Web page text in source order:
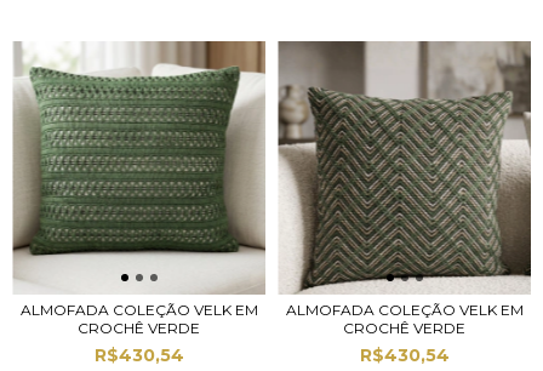
ALMOFADA COLEÇÃO VELK EM
CROCHÊ VERDE
R$430,54
ALMOFADA COLEÇÃO VELK EM
CROCHÊ VERDE
R$430,54